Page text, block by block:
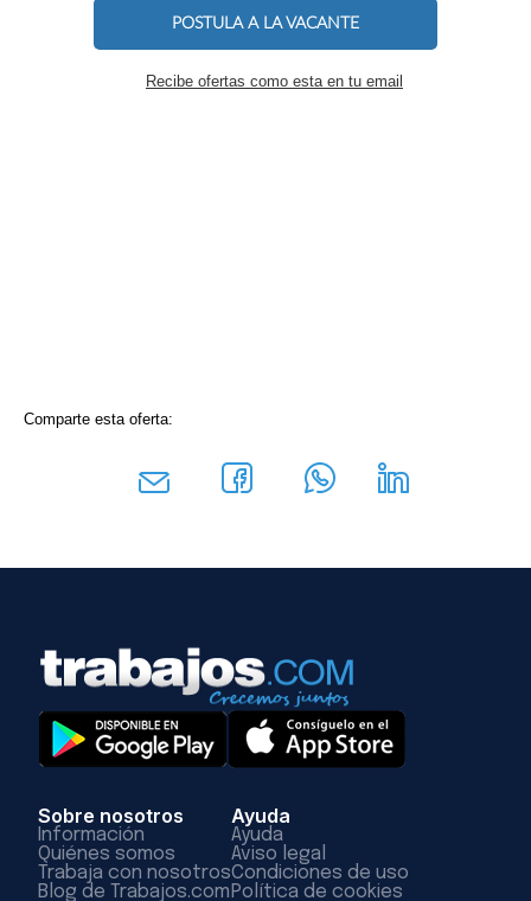
POSTULA A LA VACANTE
Recibe ofertas como esta en tu email
Comparte esta oferta:
Sobre nosotros
Información
Quiénes somos
Trabaja con nosotros
Blog de Trabajos.com
Ayuda
Ayuda
Aviso legal
Condiciones de uso
Política de cookies